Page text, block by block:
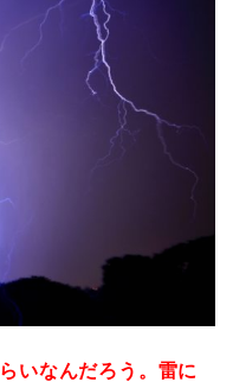
いなんだろう。雷に